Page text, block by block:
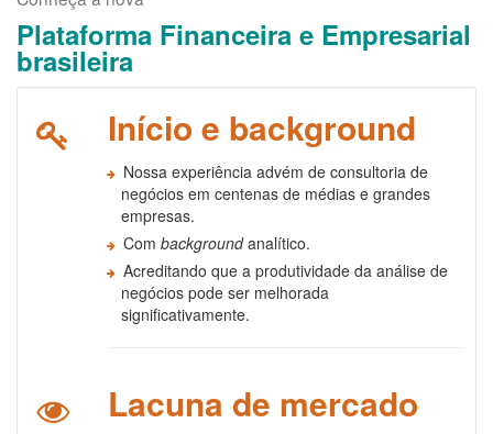
Plataforma Financeira e Empresarial
brasileira
Início e background
Nossa experiência advém de consultoria de
negócios em centenas de médias e grandes
empresas.
Combackgroundanalítico.
Acreditando que a produtividade da análise de
negócios pode ser melhorada
significativamente.
Lacuna de mercado